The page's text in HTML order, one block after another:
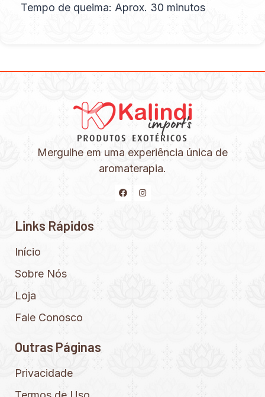
Tempo de queima: Aprox. 30 minutos
Mergulhe em uma experiência única de
aromaterapia.
Links Rápidos
Início
Sobre Nós
Loja
Fale Conosco
Outras Páginas
Privacidade